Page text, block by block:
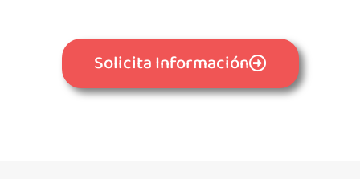
Solicita Información